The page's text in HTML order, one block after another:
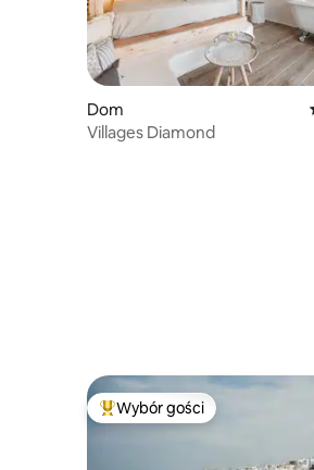
Dom
Villages Diamond
Najpopularniejsze z kategorii
Wybór gości